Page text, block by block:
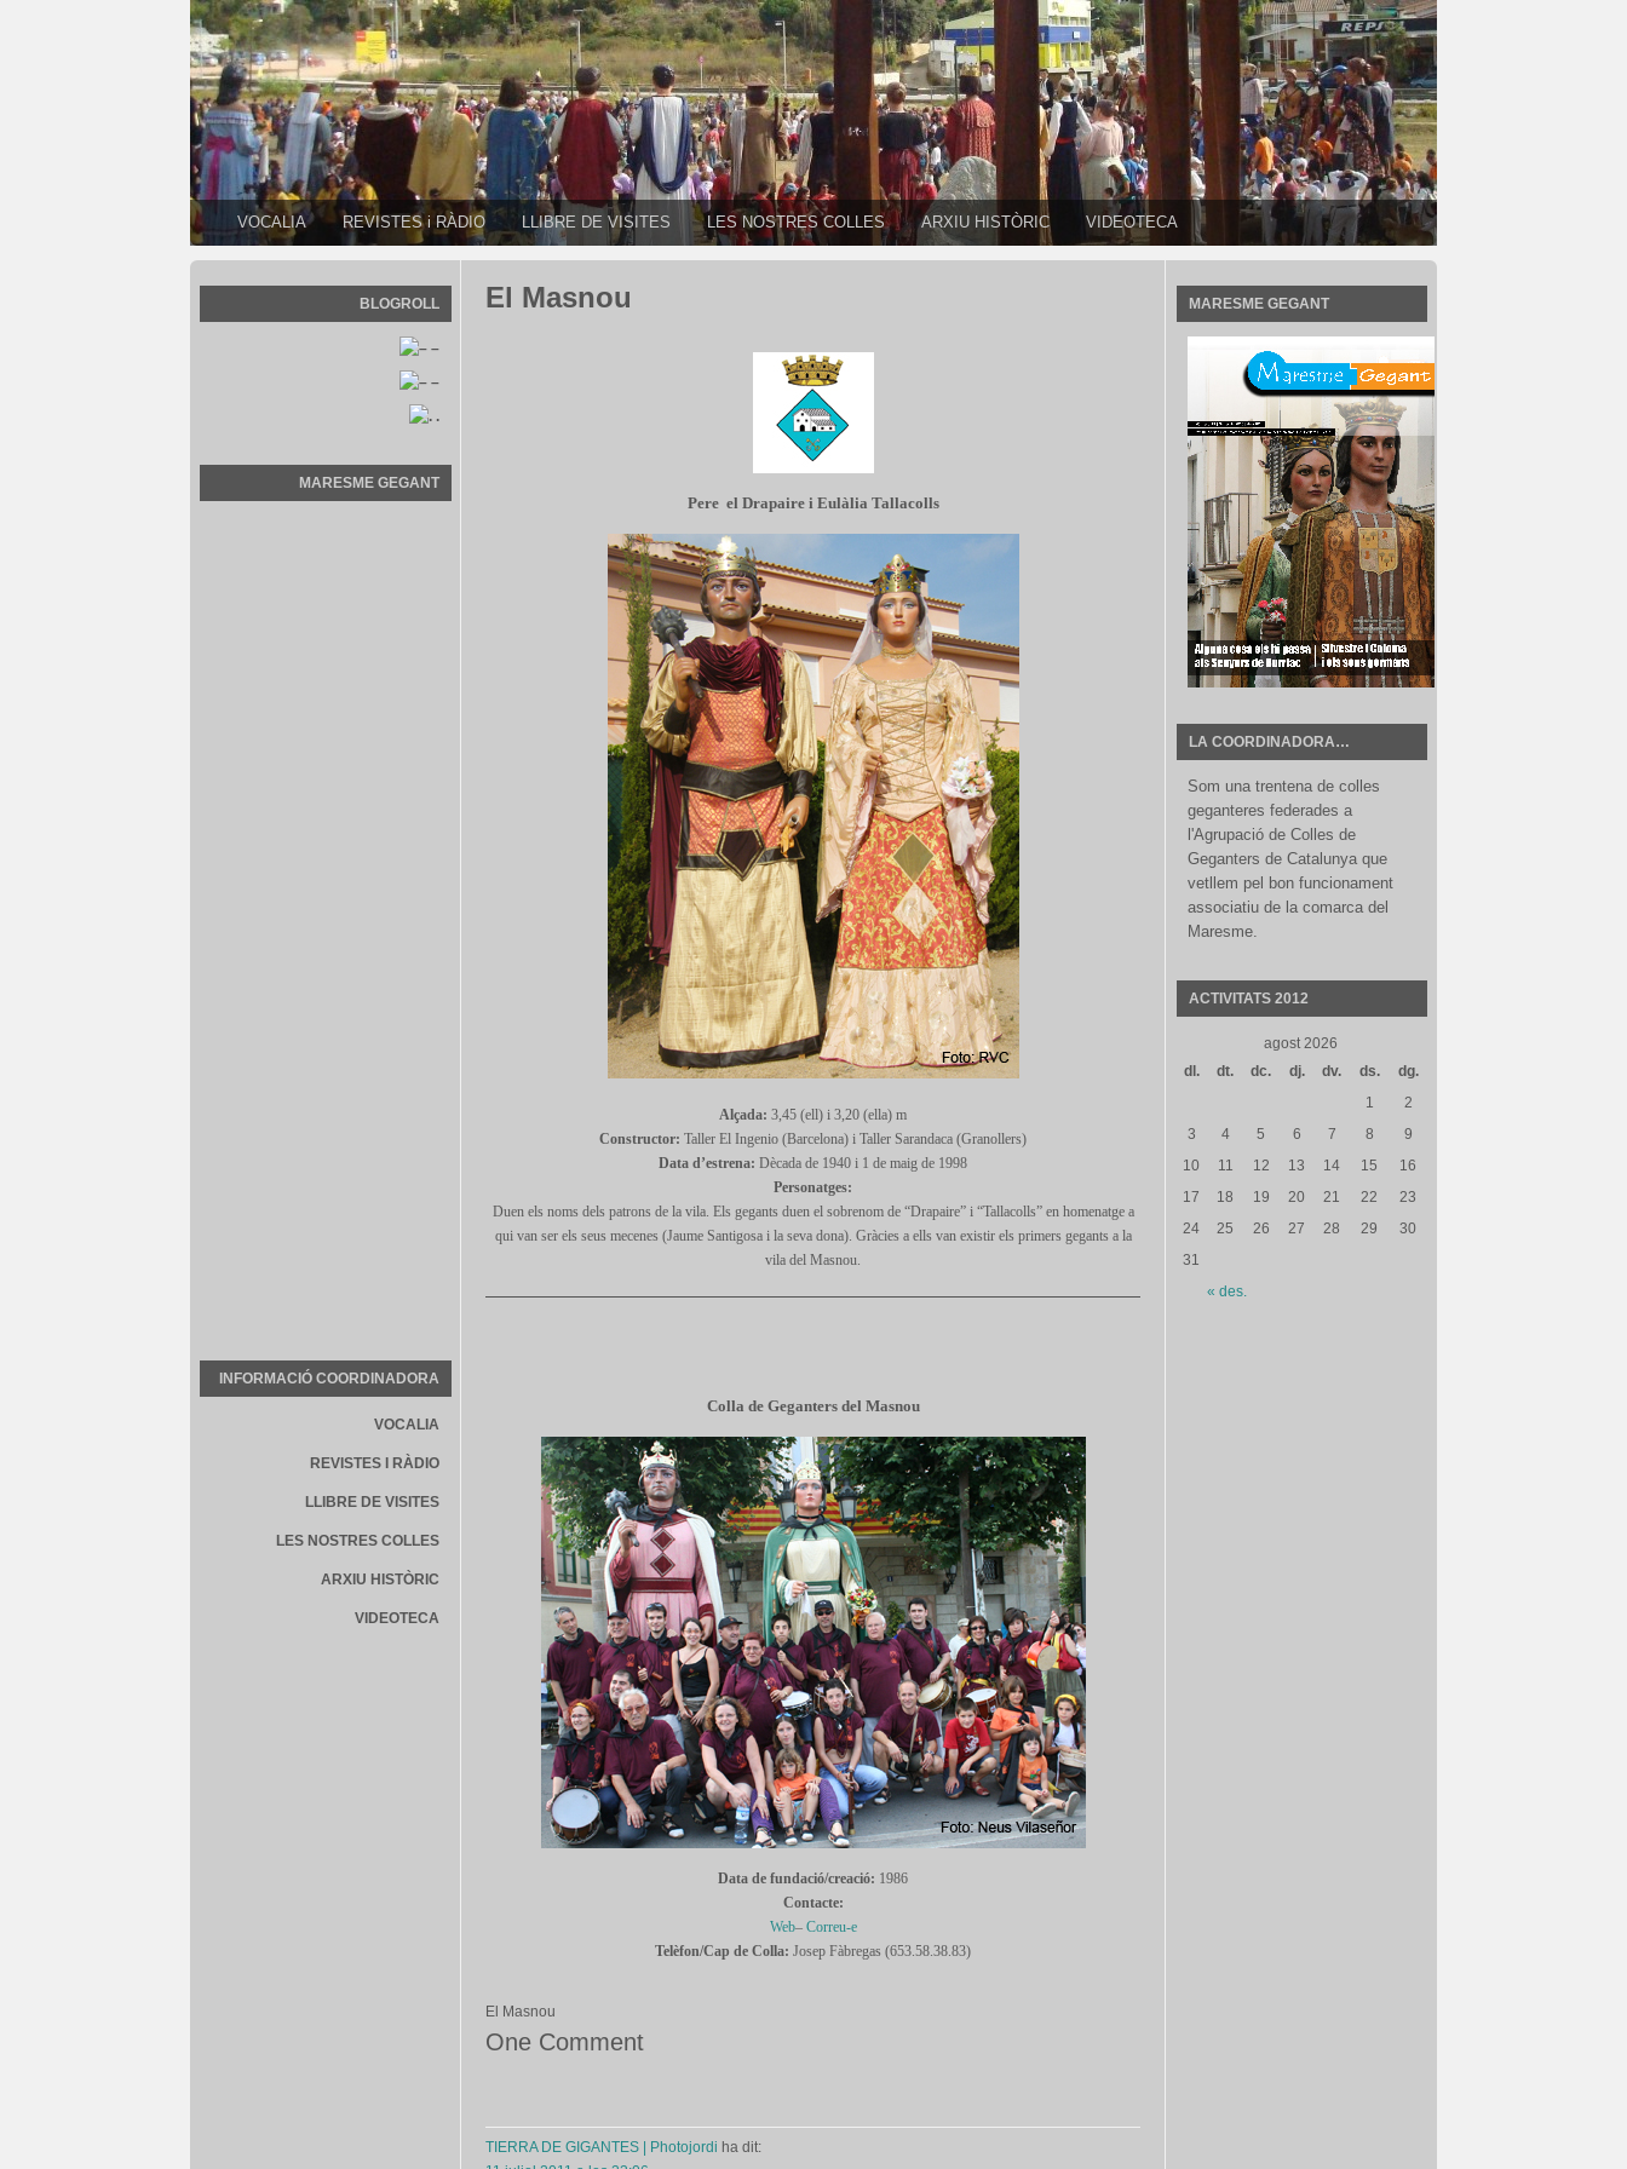
VOCALIA REVISTES i RÀDIO LLIBRE DE VISITES LES NOSTRES COLLES ARXIU HISTÒRIC VIDEOTECA
BLOGROLL
–
–
.
MARESME GEGANT
INFORMACIÓ COORDINADORA
VOCALIA
REVISTES I RÀDIO
LLIBRE DE VISITES
LES NOSTRES COLLES
ARXIU HISTÒRIC
VIDEOTECA
El Masnou
Pere el Drapaire i Eulàlia Tallacolls
Alçada: 3,45 (ell) i 3,20 (ella) m
Constructor: Taller El Ingenio (Barcelona) i Taller Sarandaca (Granollers)
Data d’estrena: Dècada de 1940 i 1 de maig de 1998
Personatges:
Duen els noms dels patrons de la vila. Els gegants duen el sobrenom de “Drapaire” i “Tallacolls” en homenatge a
qui van ser els seus mecenes (Jaume Santigosa i la seva dona). Gràcies a ells van existir els primers gegants a la
vila del Masnou.
Colla de Geganters del Masnou
Data de fundació/creació: 1986
Contacte:
Web– Correu-e
Telèfon/Cap de Colla: Josep Fàbregas (653.58.38.83)
El Masnou
One Comment
TIERRA DE GIGANTES | Photojordi ha dit:
MARESME GEGANT
LA COORDINADORA…
Som una trentena de colles
geganteres federades a
l'Agrupació de Colles de
Geganters de Catalunya que
vetllem pel bon funcionament
associatiu de la comarca del
Maresme.
ACTIVITATS 2012
agost 2026
dl.
dt. dc. dj. dv. ds. dg.
« des.
1
2
3
4 5 6 7 8
9
10
11 12 13 14 15
16
17
18 19 20 21 22
23
24
25 26 27 28 29
30
31